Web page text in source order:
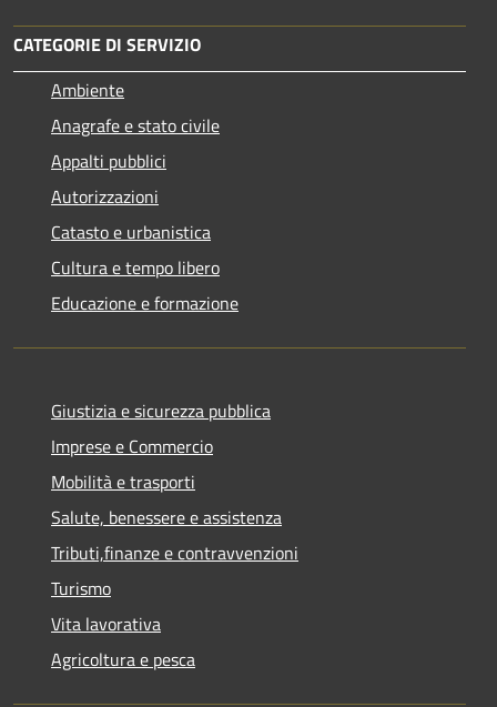
CATEGORIE DI SERVIZIO
Ambiente
Anagrafe e stato civile
Appalti pubblici
Autorizzazioni
Catasto e urbanistica
Cultura e tempo libero
Educazione e formazione
Giustizia e sicurezza pubblica
Imprese e Commercio
Mobilità e trasporti
Salute, benessere e assistenza
Tributi,finanze e contravvenzioni
Turismo
Vita lavorativa
Agricoltura e pesca